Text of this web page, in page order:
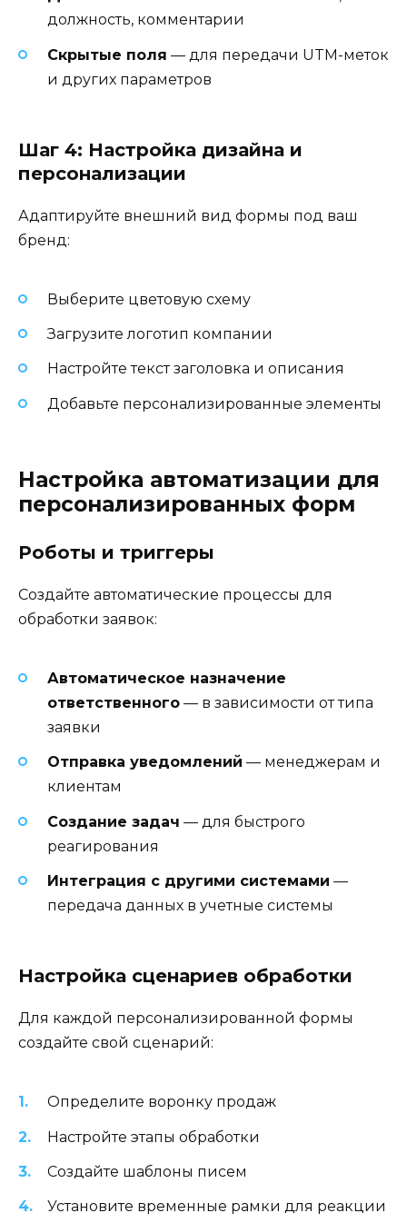
должность, комментарии
Скрытые поля — для передачи UTM-меток
и других параметров
Шаг 4: Настройка дизайна и
персонализации
Адаптируйте внешний вид формы под ваш
бренд:
Выберите цветовую схему
Загрузите логотип компании
Настройте текст заголовка и описания
Добавьте персонализированные элементы
Настройка автоматизации для
персонализированных форм
Роботы и триггеры
Создайте автоматические процессы для
обработки заявок:
Автоматическое назначение
ответственного — в зависимости от типа
заявки
Отправка уведомлений — менеджерам и
клиентам
Создание задач — для быстрого
реагирования
Интеграция с другими системами —
передача данных в учетные системы
Настройка сценариев обработки
Для каждой персонализированной формы
создайте свой сценарий:
Определите воронку продаж
Настройте этапы обработки
Создайте шаблоны писем
Установите временные рамки для реакции